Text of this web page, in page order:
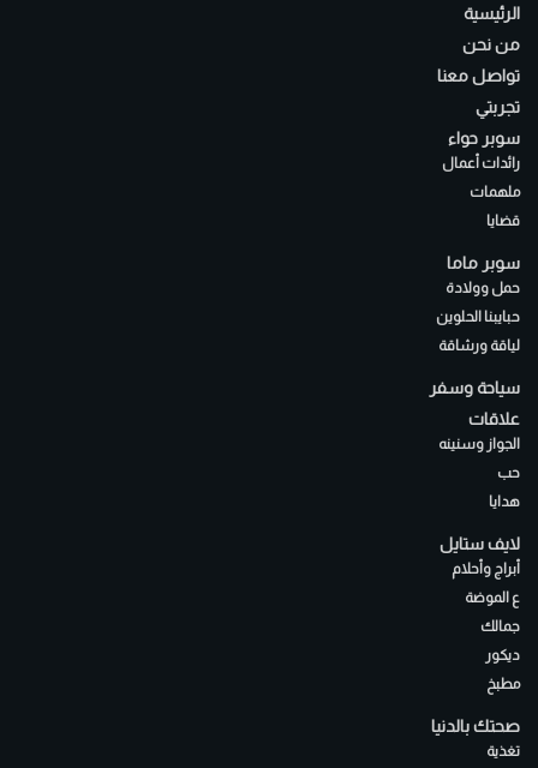
الرئيسية
من نحن
تواصل معنا
تجربتي
سوبر حواء
رائدات أعمال
ملهمات
قضايا
سوبر ماما
حمل وولادة
حبايبنا الحلوين
لياقة ورشاقة
سياحة وسفر
علاقات
الجواز وسنينه
حب
هدايا
لايف ستايل
أبراج وأحلام
ع الموضة
جمالك
ديكور
مطبخ
صحتك بالدنيا
تغذية